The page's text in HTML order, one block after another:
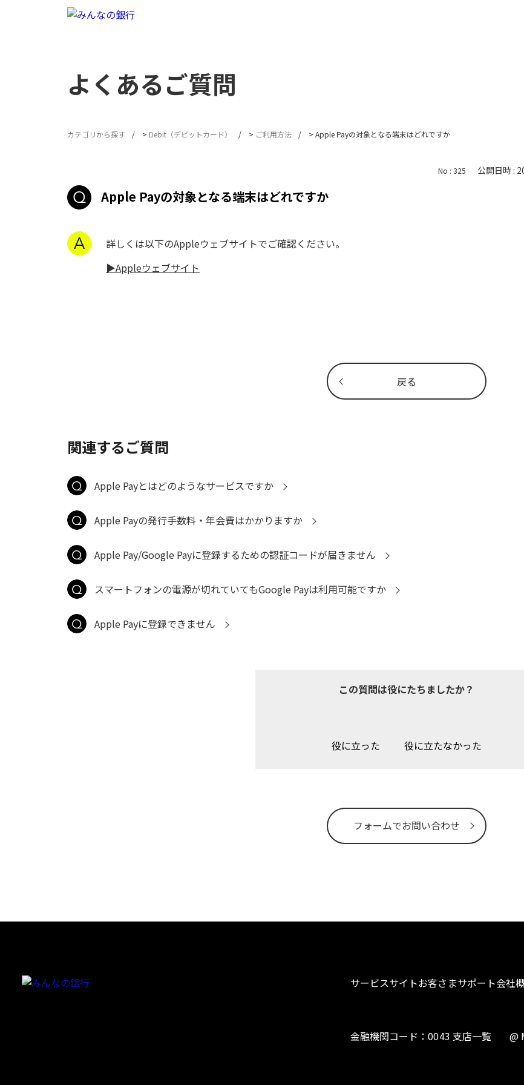
よくあるご質問
カテゴリから探す > Debit（デビットカード） > ご利用方法 > Apple Payの対象となる端末はどれですか
戻る
No : 325 公開日時 :
Apple Payの対象となる端末はどれですか
詳しくは以下のAppleウェブサイトでご確認ください。
▶Appleウェブサイト
関連するご質問
Apple Payとはどのようなサービスですか
Apple Payの発行手数料・年会費はかかりますか
Apple Pay/Google Payに登録するための認証コードが届きません
スマートフォンの電源が切れていてもGoogle Payは利用可能ですか
Apple Payに登録できません
この質問は役にたちましたか？
役に立った 役に立たなかった
フォームでお問い合わせ
サービスサイトお客さまサポート会社
金融機関コード：0043 支店一覧 @